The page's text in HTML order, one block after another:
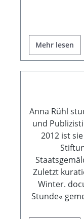
Mehr lesen
Anna Rühl
und
2012 ist
Zuletzt
Winter.
Stunde«